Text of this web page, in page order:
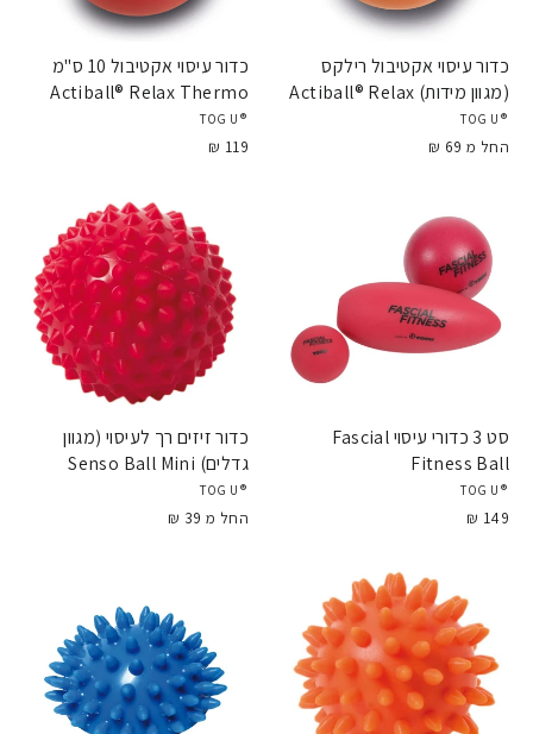
כדור עיסוי אקטיבול רילקס
(מגוון מידות) Actiball® Relax
®TOGU
החל מ 69 ₪
כדור עיסוי אקטיבול 10 ס"מ
Actiball® Relax Thermo
®TOGU
119 ₪
סט 3 כדורי עיסוי Fascial
Fitness Ball
®TOGU
149 ₪
כדור זיזים רך לעיסוי (מגוון
גדלים) Senso Ball Mini
®TOGU
החל מ 39 ₪